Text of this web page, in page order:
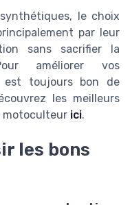
le choix
par leur
sans sacrifier la
améliorer vos
est toujours bon de
les meilleurs
motoculteur ici.
les bons